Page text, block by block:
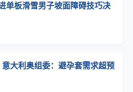
单板滑雪男子坡面障碍技巧决
大利奥组委：避孕套需求超预